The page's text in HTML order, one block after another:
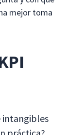
mejor toma
intangibles